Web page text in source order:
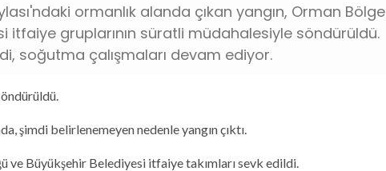
ormanlık alanda çıkan yangın, Orman Bölge
itfaiye gruplarının süratli müdahalesiyle söndürüldü.
soğutma çalışmaları devam ediyor.
şimdi belirlenemeyen nedenle yangın çıktı.
Büyükşehir Belediyesi itfaiye takımları sevk edildi.